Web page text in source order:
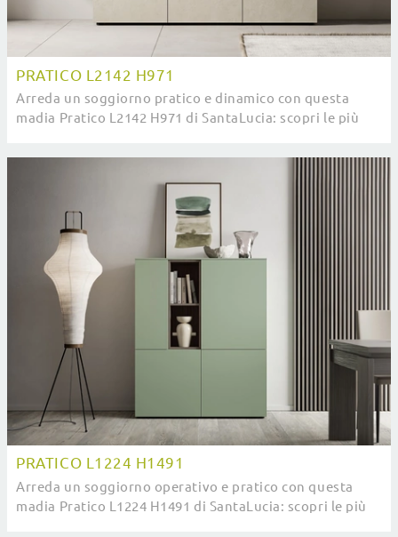
PRATICO L2142 H971
Arreda un soggiorno pratico e dinamico con questa
madia Pratico L2142 H971 di SantaLucia: scopri le più
PRATICO L1224 H1491
Arreda un soggiorno operativo e pratico con questa
madia Pratico L1224 H1491 di SantaLucia: scopri le più